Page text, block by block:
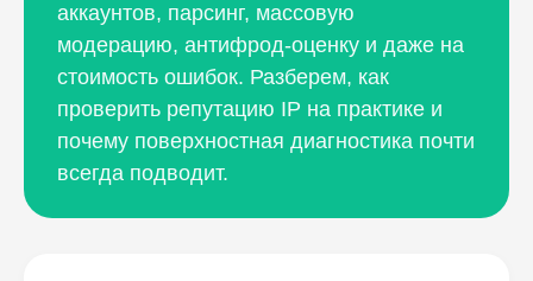
аккаунтов, парсинг, массовую
модерацию, антифрод-оценку и даже на
стоимость ошибок. Разберем, как
проверить репутацию IP на практике и
почему поверхностная диагностика почти
всегда подводит.